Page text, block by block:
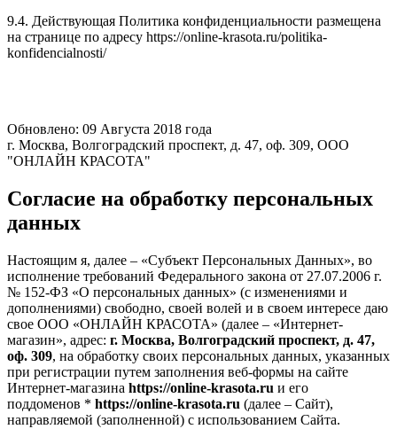
9.4. Действующая Политика конфиденциальности размещена
на странице по адресу https://online-krasota.ru/politika-
konfidencialnosti/
Обновлено: 09 Августа 2018 года
г. Москва, Волгоградский проспект, д. 47, оф. 309, ООО
"ОНЛАЙН КРАСОТА"
Согласие на обработку персональных
данных
Настоящим я, далее – «Субъект Персональных Данных», во
исполнение требований Федерального закона от 27.07.2006 г.
№ 152-ФЗ «О персональных данных» (с изменениями и
дополнениями) свободно, своей волей и в своем интересе даю
свое ООО «ОНЛАЙН КРАСОТА» (далее – «Интернет-
магазин», адрес: г. Москва, Волгоградский проспект, д. 47,
оф. 309, на обработку своих персональных данных, указанных
при регистрации путем заполнения веб-формы на сайте
Интернет-магазина https://online-krasota.ru и его
поддоменов * https://online-krasota.ru (далее – Сайт),
направляемой (заполненной) с использованием Сайта.